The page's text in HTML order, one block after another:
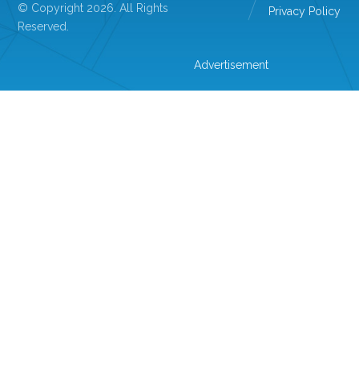
© Copyright 2026. All Rights
Reserved.
Privacy Policy
Advertisement